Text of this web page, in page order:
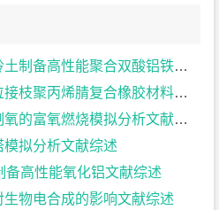
高性能聚合双酸铝铁净水剂文献综述
腈复合橡胶材料的制备与性能研究文献综述
的富氧燃烧模拟分析文献综述
拟分析文献综述
备高性能氧化铝文献综述
物电合成的影响文献综述